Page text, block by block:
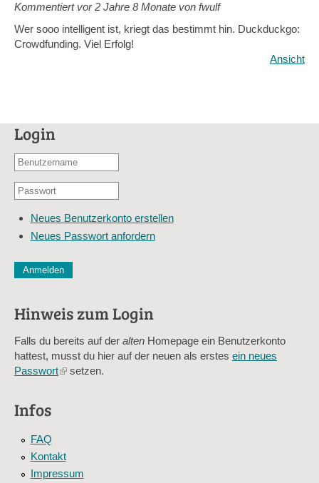
Kommentiert vor2 Jahre 8 Monate von fwulf
Wer sooo intelligent ist, kriegt das bestimmt hin. Duckduckgo:
Crowdfunding. Viel Erfolg!
Ansicht
Login
Benutzername
E-
Adresse
Passwort
Neues Benutzerkonto erstellen
Neues Passwort anfordern
Diese Sicherheitsfrage überprüft, ob Sie ein menschlicher
Sag mir nicht, wie viele Sternlein stehen
Hinweis zum Login
Falls du bereits auf der alten Homepage ein Benutzerkonto
hattest, musst du hier auf der neuen als erstes ein neues
Passwort(linksetzen.
Infos
FAQ
Kontakt
Impressum